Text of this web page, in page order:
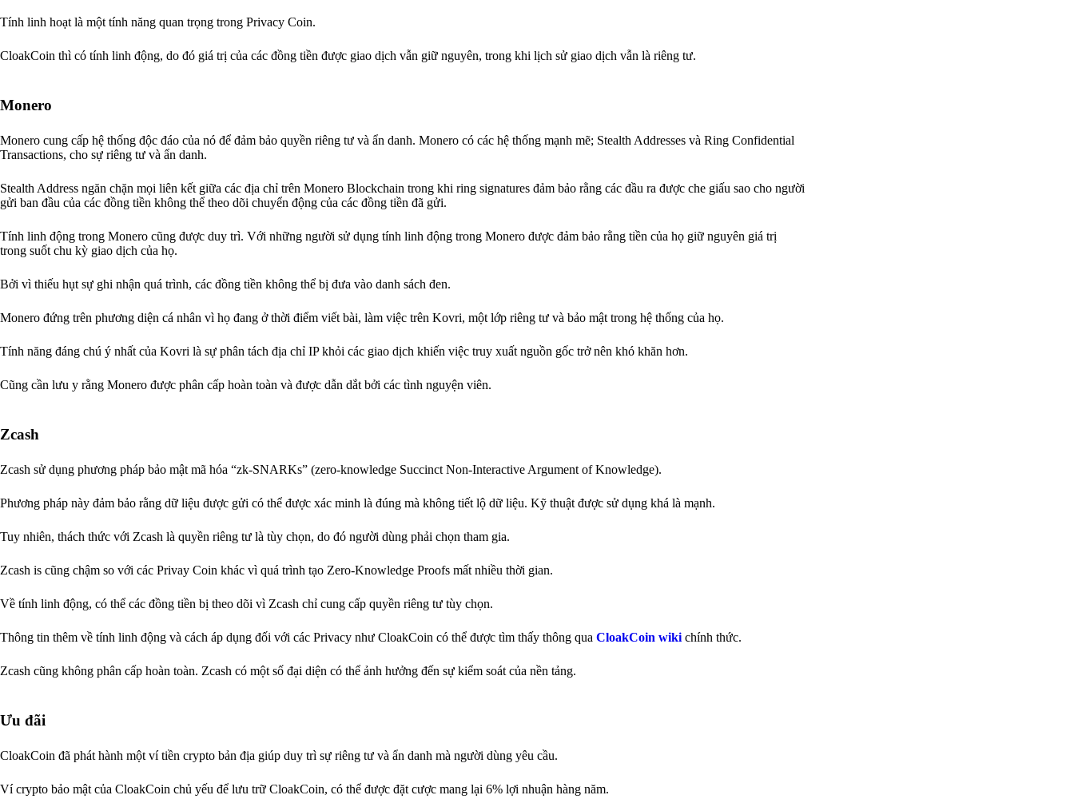
Tính linh hoạt là một tính năng quan trọng trong Privacy Coin.
CloakCoin thì có tính linh động, do đó giá trị của các đồng tiền được giao dịch vẫn giữ nguyên, trong khi lịch sử giao dịch vẫn là riêng tư.
Monero
Monero cung cấp hệ thống độc đáo của nó để đảm bảo quyền riêng tư và ẩn danh. Monero có các hệ thống mạnh mẽ; Stealth Addresses và Ring Confidential
Transactions, cho sự riêng tư và ẩn danh.
Stealth Address ngăn chặn mọi liên kết giữa các địa chỉ trên Monero Blockchain trong khi ring signatures đảm bảo rằng các đầu ra được che giấu sao cho người
gửi ban đầu của các đồng tiền không thể theo dõi chuyển động của các đồng tiền đã gửi.
Tính linh động trong Monero cũng được duy trì. Với những người sử dụng tính linh động trong Monero được đảm bảo rằng tiền của họ giữ nguyên giá trị
trong suốt chu kỳ giao dịch của họ.
Bởi vì thiếu hụt sự ghi nhận quá trình, các đồng tiền không thể bị đưa vào danh sách đen.
Monero đứng trên phương diện cá nhân vì họ đang ở thời điểm viết bài, làm việc trên Kovri, một lớp riêng tư và bảo mật trong hệ thống của họ.
Tính năng đáng chú ý nhất của Kovri là sự phân tách địa chỉ IP khỏi các giao dịch khiến việc truy xuất nguồn gốc trở nên khó khăn hơn.
Cũng cần lưu y rằng Monero được phân cấp hoàn toàn và được dẫn dắt bởi các tình nguyện viên.
Zcash
Zcash sử dụng phương pháp bảo mật mã hóa “zk-SNARKs” (zero-knowledge Succinct Non-Interactive Argument of Knowledge).
Phương pháp này đảm bảo rằng dữ liệu được gửi có thể được xác minh là đúng mà không tiết lộ dữ liệu. Kỹ thuật được sử dụng khá là mạnh.
Tuy nhiên, thách thức với Zcash là quyền riêng tư là tùy chọn, do đó người dùng phải chọn tham gia.
Zcash is cũng chậm so với các Privay Coin khác vì quá trình tạo Zero-Knowledge Proofs mất nhiều thời gian.
Về tính linh động, có thể các đồng tiền bị theo dõi vì Zcash chỉ cung cấp quyền riêng tư tùy chọn.
Thông tin thêm về tính linh động và cách áp dụng đối với các Privacy như CloakCoin có thể được tìm thấy thông qua CloakCoin wiki chính thức.
Zcash cũng không phân cấp hoàn toàn. Zcash có một số đại diện có thể ảnh hưởng đến sự kiểm soát của nền tảng.
Ưu đãi
CloakCoin đã phát hành một ví tiền crypto bản địa giúp duy trì sự riêng tư và ẩn danh mà người dùng yêu cầu.
Ví crypto bảo mật của CloakCoin chủ yếu để lưu trữ CloakCoin, có thể được đặt cược mang lại 6% lợi nhuận hàng năm.